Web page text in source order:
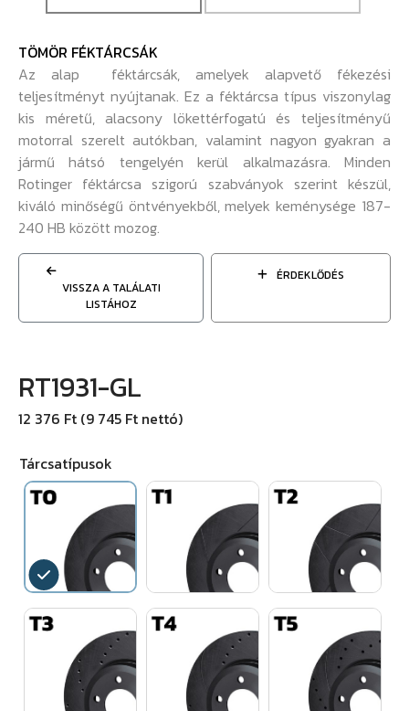
TÖMÖR FÉKTÁRCSÁK
Az alap féktárcsák, amelyek alapvető fékezési
teljesítményt nyújtanak. Ez a féktárcsa típus viszonylag
kis méretű, alacsony lökettérfogatú és teljesítményű
motorral szerelt autókban, valamint nagyon gyakran a
jármű hátsó tengelyén kerül alkalmazásra. Minden
Rotinger féktárcsa szigorú szabványok szerint készül,
kiváló minőségű öntvényekből, melyek keménysége 187-
240 HB között mozog.
VISSZA A TALÁLATI
LISTÁHOZ
ÉRDEKLŐDÉS
RT1931-GL
12 376 Ft (9 745 Ft nettó)
Tárcsatípusok